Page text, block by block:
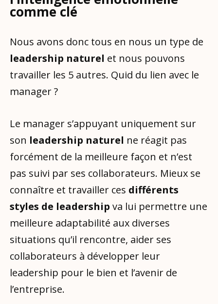
comme clé
Nous avons donc tous en nous un type de
leadership naturel et nous pouvons
travailler les 5 autres. Quid du lien avec le
manager ?
Le manager s’appuyant uniquement sur
son leadership naturel ne réagit pas
forcément de la meilleure façon et n’est
pas suivi par ses collaborateurs. Mieux se
connaître et travailler ces différents
styles de leadership va lui permettre une
meilleure adaptabilité aux diverses
situations qu’il rencontre, aider ses
collaborateurs à développer leur
leadership pour le bien et l’avenir de
l’entreprise.